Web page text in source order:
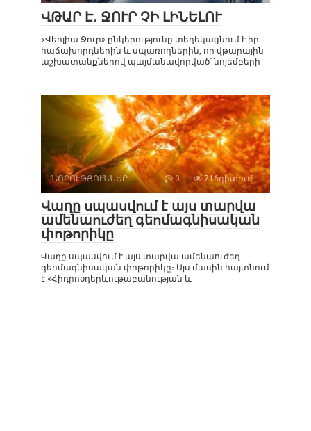
ՎԹԱՐ Է․ ՋՈՒՐ ՉԻ ԼԻՆԵԼՈՒ
«Վեոլիա Ջուր» ընկերությունը տեղեկացնում է իր
հաճախորդներին և սպառողներին, որ վթարային
աշխատանքներով պայմանավորված՝ նոյեմբերի
ՆՈՐՈՒԹՅՈՒՆՆԵՐ 0 716դիտում
Վաղը սպասվում է այս տարվա
ամենաուժեղ գեոմագնիսական
փոթորիկը
Վաղը սպասվում է այս տարվա ամենաուժեղ
գեոմագնիսական փոթորիկը։ Այս մասին հայտնում
է «Հիդրոօդերևութաբանության և